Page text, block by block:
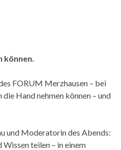
FORUM Merzhausen – bei
Hand nehmen können – und
und Moderatorin des Abends:
teilen – in einem